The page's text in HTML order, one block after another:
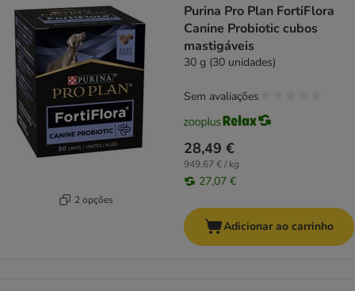
2 opções
Purina Pro Plan FortiFlora
Canine Probiotic cubos
mastigáveis
30 g (30 unidades)
28,49 €
949,67 € / kg
27,07 €
Sem avaliações
Adicionar ao carrinho